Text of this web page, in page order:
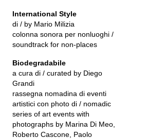
International Style
di / by Mario Milizia
colonna sonora per nonluoghi /
soundtrack for non-places
Biodegradabile
a cura di / curated by Diego
Grandi
rassegna nomadina di eventi
artistici con photo di / nomadic
series of art events with
photographs by Marina Di Meo,
Roberto Cascone, Paolo